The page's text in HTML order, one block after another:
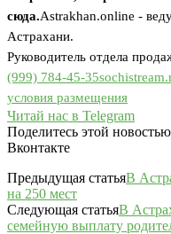
сюда.Astrakhan.online -
Астрахани.
Руководитель отдела
(999) 784-45-35
условия размещения
Читай нас в Telegram
Поделитесь этой
Вконтакте
Предыдущая статьяВ
на 250 мест
Следующая статьяВ
семейную выплату